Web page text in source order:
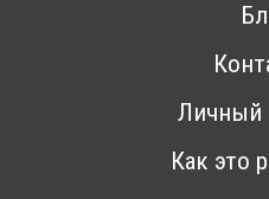
Личный
Как это